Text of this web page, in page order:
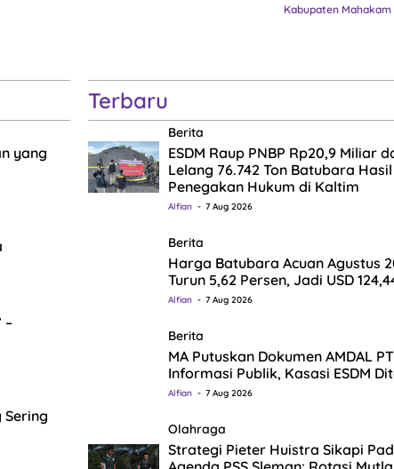
Kabupaten Mahakam
yang
–
Sering
Terbaru
Berita
ESDM Raup PNBP Rp20,9 Miliar
Lelang 76.742 Ton Batubara Hasil
Penegakan Hukum di Kaltim
Alfian 7 Aug 2026
Berita
Harga Batubara Acuan Agustus
Turun 5,62 Persen, Jadi USD
Alfian 7 Aug 2026
Berita
MA Putuskan Dokumen AMDAL
Informasi Publik, Kasasi ESDM
Alfian 7 Aug 2026
Olahraga
Strategi Pieter Huistra Sikapi